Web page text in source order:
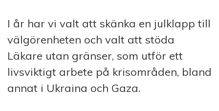
I år har vi valt att skänka en julklapp till
välgörenheten och valt att stöda
Läkare utan gränser, som utför ett
livsviktigt arbete på krisområden, bland
annat i Ukraina och Gaza.